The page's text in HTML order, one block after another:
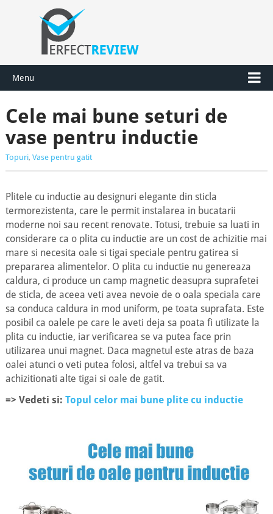
Menu
Cele mai bune seturi de
vase pentru inductie
Topuri, Vase pentru gatit
Plitele cu inductie au designuri elegante din sticla
termorezistenta, care le permit instalarea in bucatarii
moderne noi sau recent renovate. Totusi, trebuie sa luati in
considerare ca o plita cu inductie are un cost de achizitie mai
mare si necesita oale si tigai speciale pentru gatirea si
prepararea alimentelor. O plita cu inductie nu genereaza
caldura, ci produce un camp magnetic deasupra suprafetei
de sticla, de aceea veti avea nevoie de o oala speciala care
sa conduca caldura in mod uniform, pe toata suprafata. Este
posibil ca oalele pe care le aveti deja sa poata fi utilizate la
plita cu inductie, iar verificarea se va putea face prin
utilizarea unui magnet. Daca magnetul este atras de baza
oalei atunci o veti putea folosi, altfel va trebui sa va
achizitionati alte tigai si oale de gatit.
=> Vedeti si: Topul celor mai bune plite cu inductie